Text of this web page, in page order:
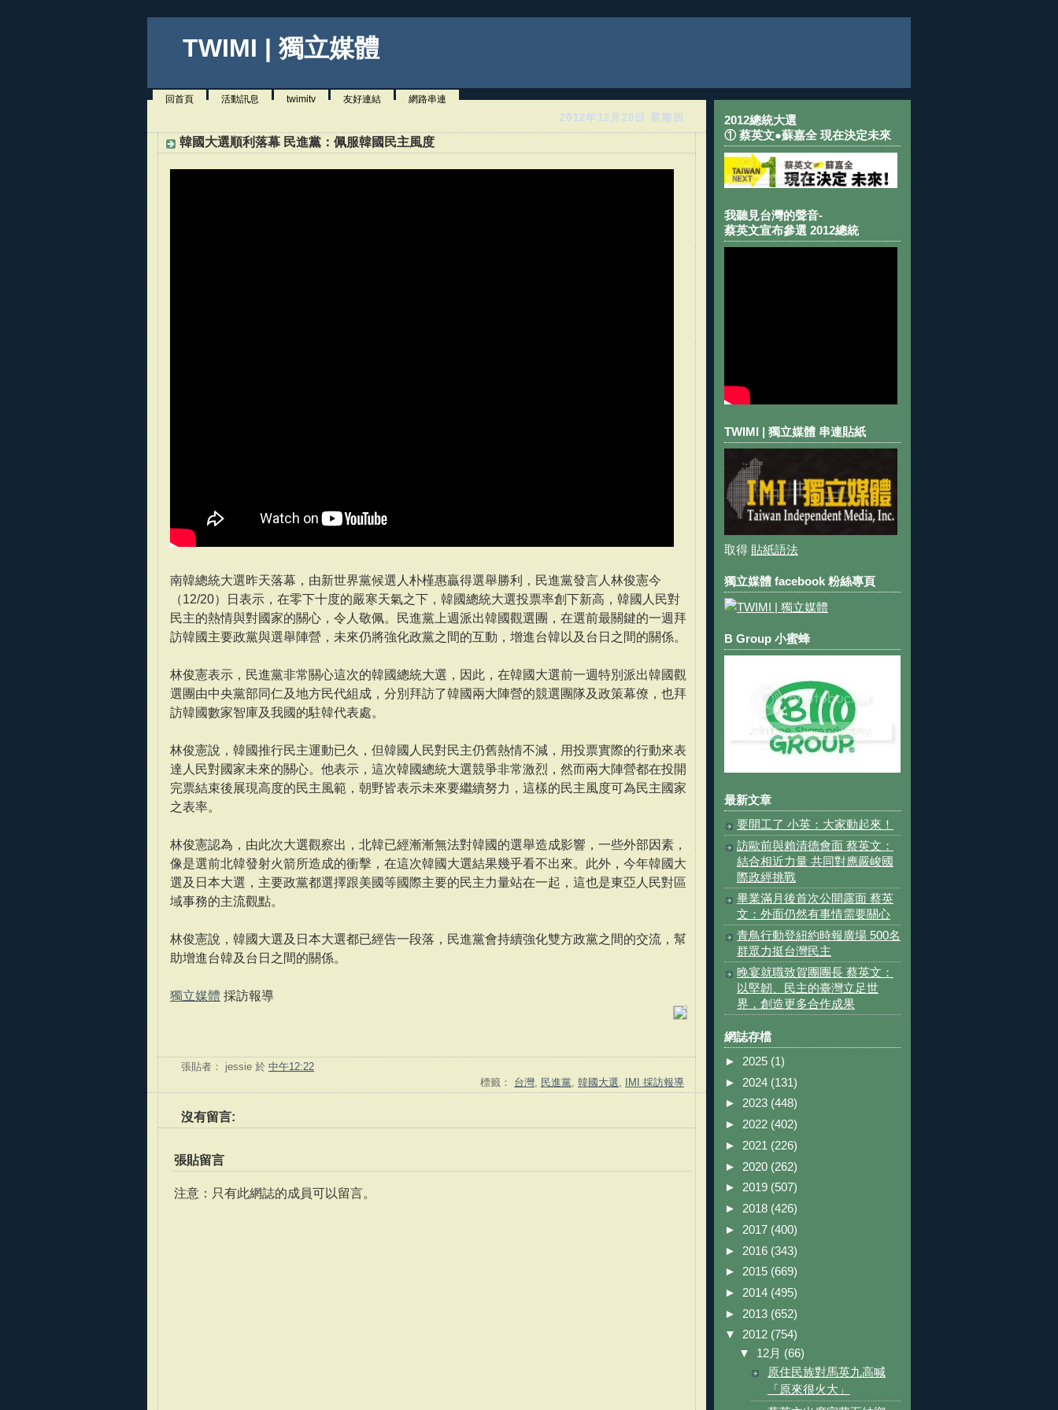
TWIMI | 獨立媒體
回首頁 活動訊息 twimitv 友好連結 網路串連
2012年12月20日 星期四
韓國大選順利落幕 民進黨：佩服韓國民主風度
南韓總統大選昨天落幕，由新世界黨候選人朴槿惠贏得選舉勝利，民進黨發言人林俊憲今
（12/20）日表示，在零下十度的嚴寒天氣之下，韓國總統大選投票率創下新高，韓國人民對
民主的熱情與對國家的關心，令人敬佩。民進黨上週派出韓國觀選團，在選前最關鍵的一週拜
訪韓國主要政黨與選舉陣營，未來仍將強化政黨之間的互動，增進台韓以及台日之間的關係。
林俊憲表示，民進黨非常關心這次的韓國總統大選，因此，在韓國大選前一週特別派出韓國觀
選團由中央黨部同仁及地方民代組成，分別拜訪了韓國兩大陣營的競選團隊及政策幕僚，也拜
訪韓國數家智庫及我國的駐韓代表處。
林俊憲說，韓國推行民主運動已久，但韓國人民對民主仍舊熱情不減，用投票實際的行動來表
達人民對國家未來的關心。他表示，這次韓國總統大選競爭非常激烈，然而兩大陣營都在投開
完票結束後展現高度的民主風範，朝野皆表示未來要繼續努力，這樣的民主風度可為民主國家
之表率。
林俊憲認為，由此次大選觀察出，北韓已經漸漸無法對韓國的選舉造成影響，一些外部因素，
像是選前北韓發射火箭所造成的衝擊，在這次韓國大選結果幾乎看不出來。此外，今年韓國大
選及日本大選，主要政黨都選擇跟美國等國際主要的民主力量站在一起，這也是東亞人民對區
域事務的主流觀點。
林俊憲說，韓國大選及日本大選都已經告一段落，民進黨會持續強化雙方政黨之間的交流，幫
助增進台韓及台日之間的關係。
獨立媒體 採訪報導
張貼者： jessie 於 中午12:22
標籤： 台灣 民進黨 韓國大選 IMI 採訪報導
沒有留言:
張貼留言
注意：只有此網誌的成員可以留言。
2012總統大選
① 蔡英文●蘇嘉全 現在決定未來
我聽見台灣的聲音-
蔡英文宣布參選 2012總統
TWIMI | 獨立媒體 串連貼紙
取得 貼紙語法
獨立媒體 facebook 粉絲專頁
B Group 小蜜蜂
最新文章
要開工了 小英：大家動起來！
訪歐前與賴清德會面 蔡英文：
結合相近力量 共同對應嚴峻國
際政經挑戰
畢業滿月後首次公開露面 蔡英
文：外面仍然有事情需要關心
青鳥行動登紐約時報廣場 500名
群眾力挺台灣民主
晚宴就職致賀團團長 蔡英文：
以堅韌、民主的臺灣立足世
界，創造更多合作成果
網誌存檔
► 2025 (1)
► 2024 (131)
► 2023 (448)
► 2022 (402)
► 2021 (226)
► 2020 (262)
► 2019 (507)
► 2018 (426)
► 2017 (400)
► 2016 (343)
► 2015 (669)
► 2014 (495)
► 2013 (652)
▼ 2012 (754)
▼ 12月 (66)
原住民族對馬英九高喊
「原來很火大」